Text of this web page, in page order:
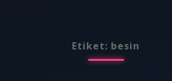
Etiket: besin